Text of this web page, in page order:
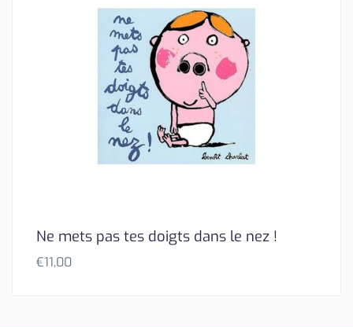
Ne mets pas tes doigts dans le nez !
€11,00